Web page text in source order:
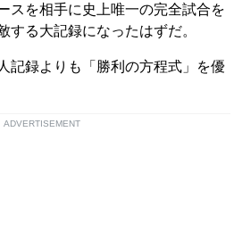
スを相手に史上唯一の完全試合を
する大記録になったはずだ。
記録よりも「勝利の方程式」を優
ADVERTISEMENT